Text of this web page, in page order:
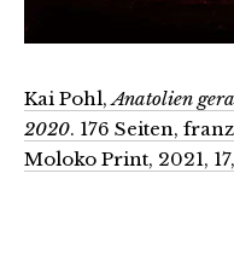
Kai Pohl,Anatolien
2020. 176 Seiten,
Moloko Print, 2021,